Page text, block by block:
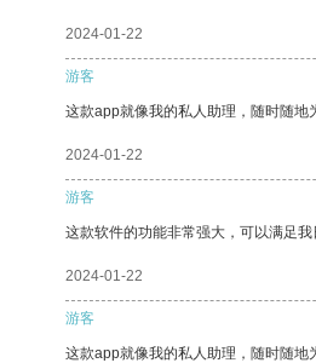
2024-01-22
游客
这款app就像我的私人助理，随时随地
2024-01-22
游客
这款软件的功能非常强大，可以满足我
2024-01-22
游客
这款app就像我的私人助理，随时随地